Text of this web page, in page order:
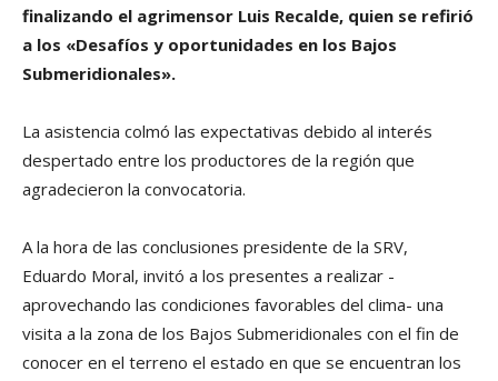
finalizando el agrimensor Luis Recalde, quien se refirió
a los «Desafíos y oportunidades en los Bajos
Submeridionales».
La asistencia colmó las expectativas debido al interés
despertado entre los productores de la región que
agradecieron la convocatoria.
A la hora de las conclusiones presidente de la SRV,
Eduardo Moral, invitó a los presentes a realizar -
aprovechando las condiciones favorables del clima- una
visita a la zona de los Bajos Submeridionales con el fin de
conocer en el terreno el estado en que se encuentran los